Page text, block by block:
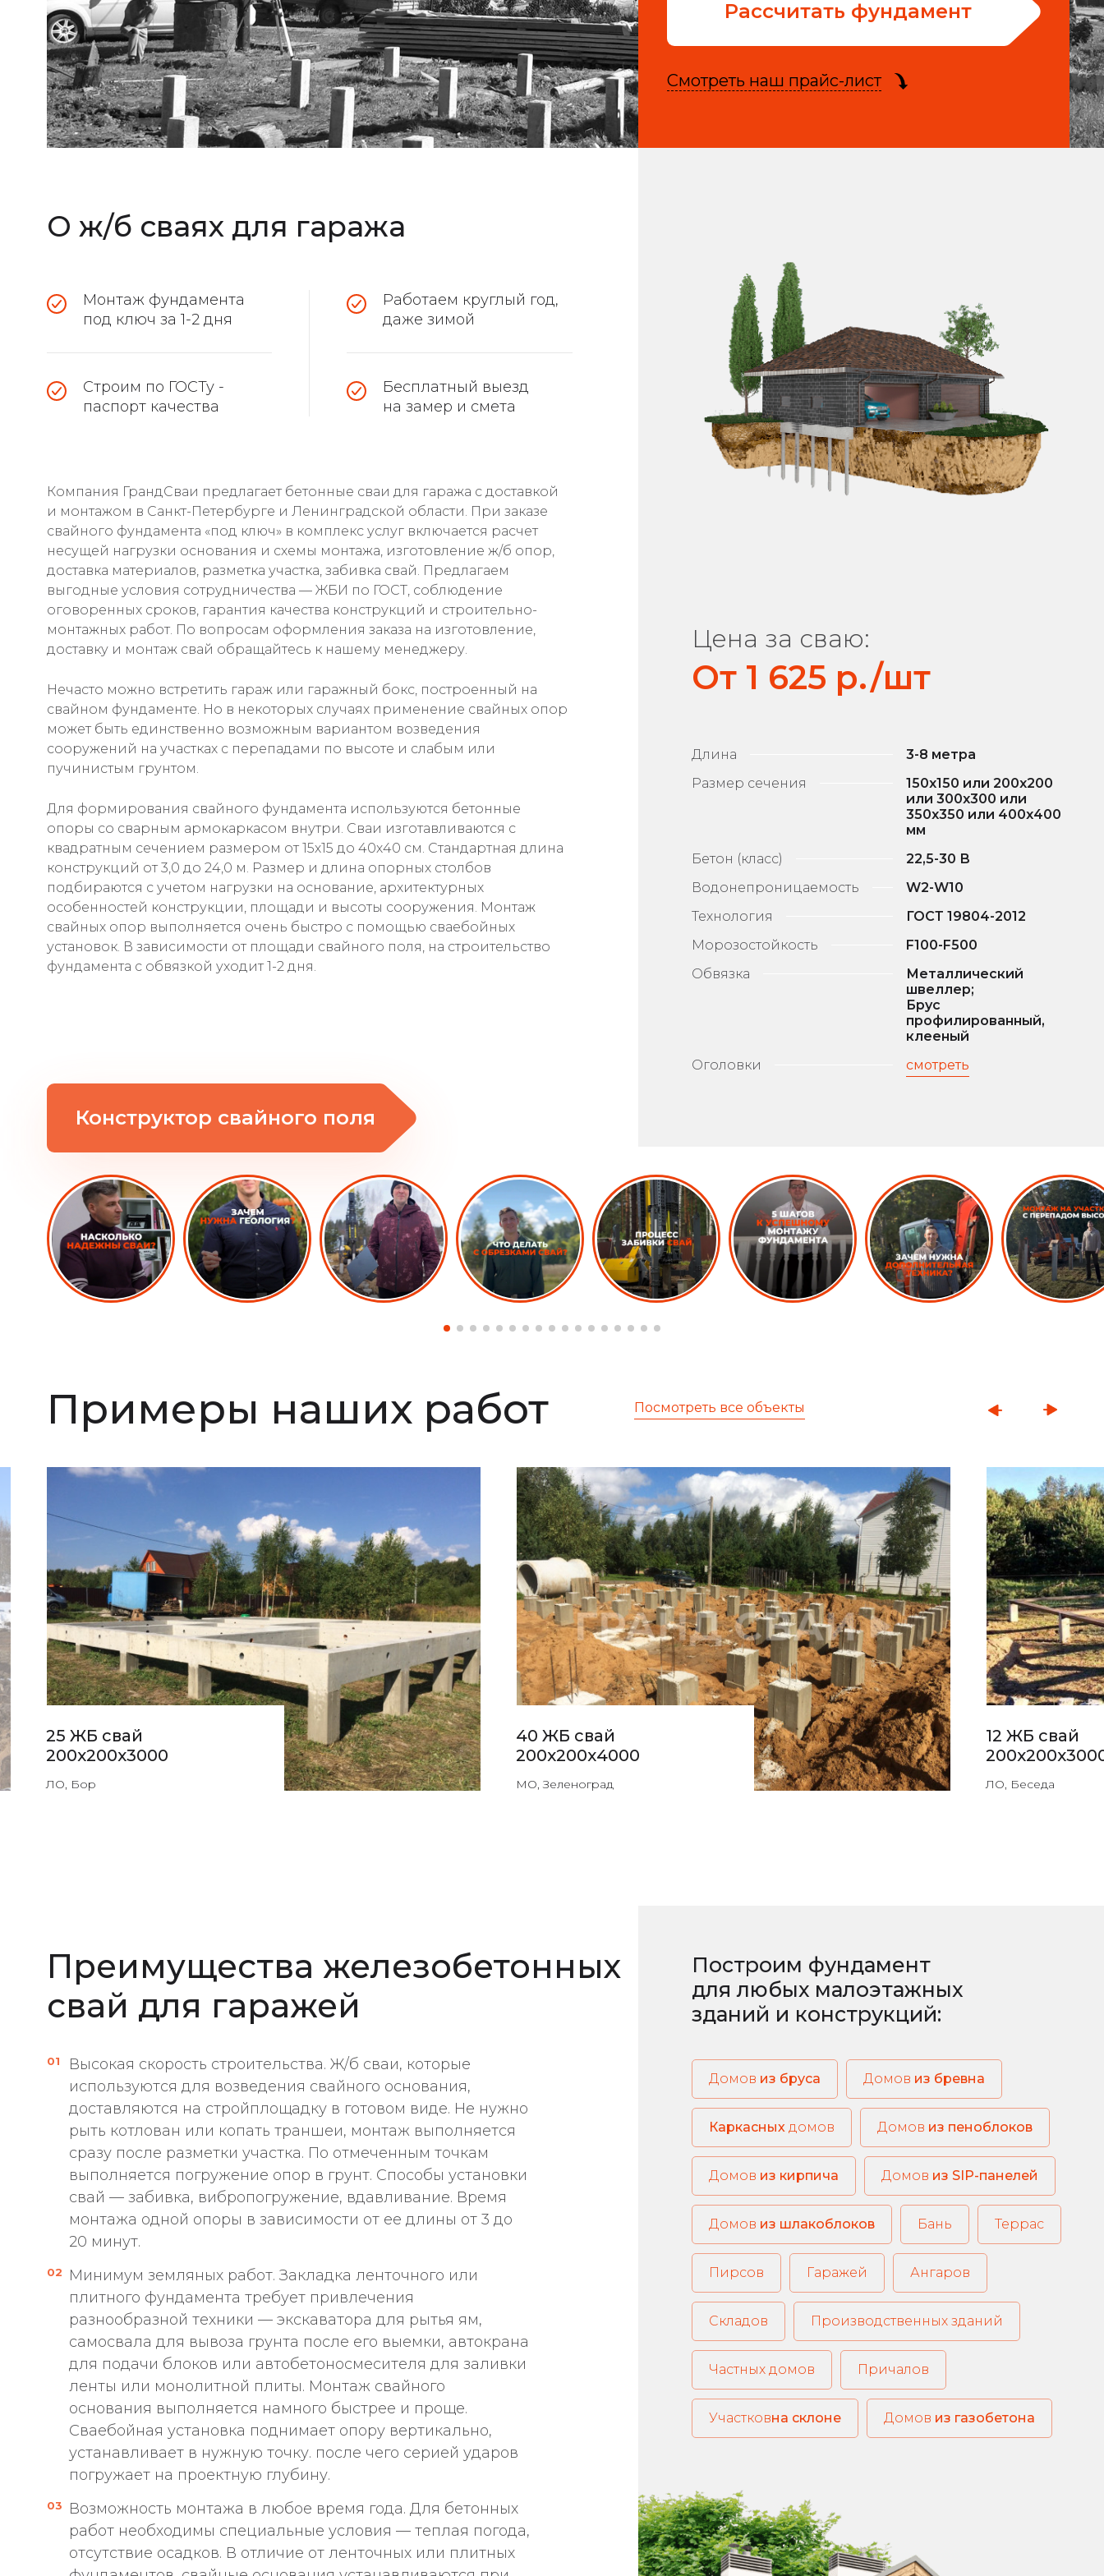
Рассчитать фундамент
Смотреть наш прайс-лист
О ж/б сваях для гаража
Монтаж фундамента
под ключ за 1-2 дня
Работаем круглый год,
даже зимой
Строим по ГОСТу -
паспорт качества
Бесплатный выезд
на замер и смета
Компания ГрандСваи предлагает бетонные сваи для гаража с доставкой
и монтажом в Санкт-Петербурге и Ленинградской области. При заказе
свайного фундамента «под ключ» в комплекс услуг включается расчет
несущей нагрузки основания и схемы монтажа, изготовление ж/б опор,
доставка материалов, разметка участка, забивка свай. Предлагаем
выгодные условия сотрудничества — ЖБИ по ГОСТ, соблюдение
оговоренных сроков, гарантия качества конструкций и строительно-
монтажных работ. По вопросам оформления заказа на изготовление,
доставку и монтаж свай обращайтесь к нашему менеджеру.
Нечасто можно встретить гараж или гаражный бокс, построенный на
свайном фундаменте. Но в некоторых случаях применение свайных опор
может быть единственно возможным вариантом возведения
сооружений на участках с перепадами по высоте и слабым или
пучинистым грунтом.
Для формирования свайного фундамента используются бетонные
опоры со сварным армокаркасом внутри. Сваи изготавливаются с
квадратным сечением размером от 15х15 до 40х40 см. Стандартная длина
конструкций от 3,0 до 24,0 м. Размер и длина опорных столбов
подбираются с учетом нагрузки на основание, архитектурных
особенностей конструкции, площади и высоты сооружения. Монтаж
свайных опор выполняется очень быстро с помощью сваебойных
установок. В зависимости от площади свайного поля, на строительство
фундамента с обвязкой уходит 1-2 дня.
Конструктор свайного поля
Цена за сваю:
От 1 625 р./шт
Длина
3-8 метра
Размер сечения
150х150 или 200х200
или 300х300 или
350х350 или 400х400
мм
Бетон (класс)
22,5-30 В
Водонепроницаемость
W2-W10
Технология
ГОСТ 19804-2012
Морозостойкость
F100-F500
Обвязка
Металлический
швеллер;
Брус
профилированный,
клееный
Оголовки
смотреть
Примеры наших работ Посмотреть все объекты
25 ЖБ свай
200х200х3000
ЛО, Бор
40 ЖБ свай
200х200х4000
МО, Зеленоград
12 ЖБ свай
ЛО, Беседа
Преимущества железобетонных
свай для гаражей
Высокая скорость строительства. Ж/б сваи, которые
используются для возведения свайного основания,
доставляются на стройплощадку в готовом виде. Не нужно
рыть котлован или копать траншеи, монтаж выполняется
сразу после разметки участка. По отмеченным точкам
выполняется погружение опор в грунт. Способы установки
свай — забивка, вибропогружение, вдавливание. Время
монтажа одной опоры в зависимости от ее длины от 3 до
20 минут.
Минимум земляных работ. Закладка ленточного или
плитного фундамента требует привлечения
разнообразной техники — экскаватора для рытья ям,
самосвала для вывоза грунта после его выемки, автокрана
для подачи блоков или автобетоносмесителя для заливки
ленты или монолитной плиты. Монтаж свайного
основания выполняется намного быстрее и проще.
Сваебойная установка поднимает опору вертикально,
устанавливает в нужную точку. после чего серией ударов
погружает на проектную глубину.
Возможность монтажа в любое время года. Для бетонных
работ необходимы специальные условия — теплая погода,
отсутствие осадков. В отличие от ленточных или плитных
Построим фундамент
для любых малоэтажных
зданий и конструкций:
Домов из бруса из бревна
Каркасных домов из пеноблоков
из кирпича из SIP-панелей
из шлакоблоков Бань Террас
Пирсов Гаражей Ангаров
Складов Производственных зданий
Частных домов Причалов
Участковна склоне из газобетона